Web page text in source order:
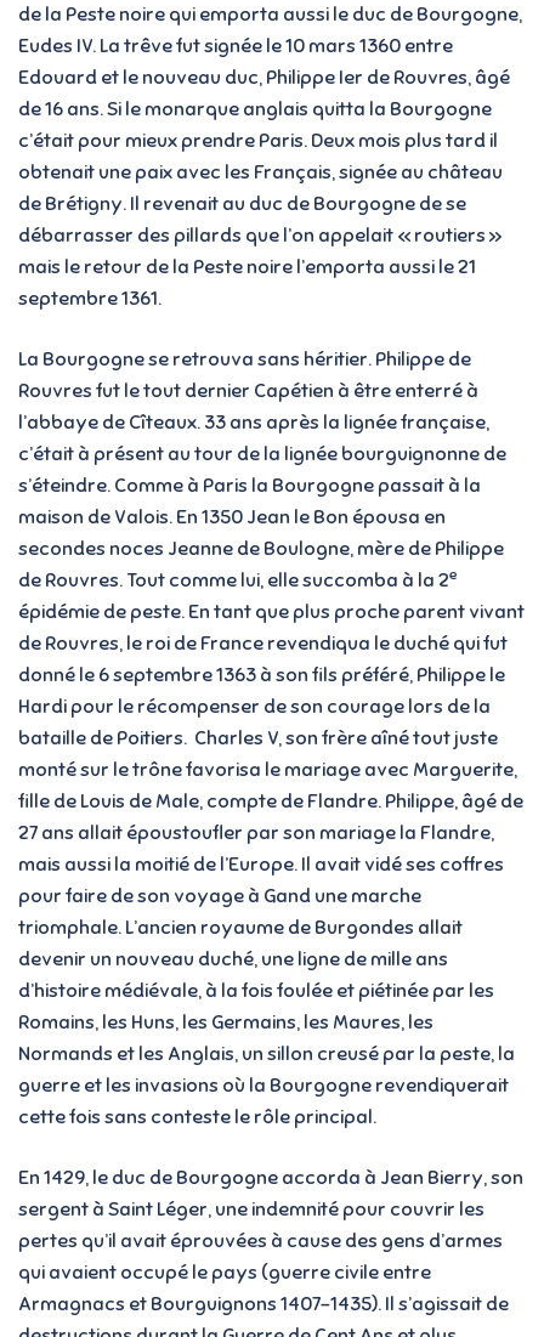
de la Peste noire qui emporta aussi le duc de Bourgogne,
Eudes IV. La trêve fut signée le 10 mars 1360 entre
Edouard et le nouveau duc, Philippe Ier de Rouvres, âgé
de 16 ans. Si le monarque anglais quitta la Bourgogne
c’était pour mieux prendre Paris. Deux mois plus tard il
obtenait une paix avec les Français, signée au château
de Brétigny. Il revenait au duc de Bourgogne de se
débarrasser des pillards que l’on appelait « routiers »
mais le retour de la Peste noire l’emporta aussi le 21
septembre 1361.
La Bourgogne se retrouva sans héritier. Philippe de
Rouvres fut le tout dernier Capétien à être enterré à
l’abbaye de Cîteaux. 33 ans après la lignée française,
c’était à présent au tour de la lignée bourguignonne de
s’éteindre. Comme à Paris la Bourgogne passait à la
maison de Valois. En 1350 Jean le Bon épousa en
secondes noces Jeanne de Boulogne, mère de Philippe
de Rouvres. Tout comme lui, elle succomba à la 2e
épidémie de peste. En tant que plus proche parent vivant
de Rouvres, le roi de France revendiqua le duché qui fut
donné le 6 septembre 1363 à son fils préféré, Philippe le
Hardi pour le récompenser de son courage lors de la
bataille de Poitiers. Charles V, son frère aîné tout juste
monté sur le trône favorisa le mariage avec Marguerite,
fille de Louis de Male, compte de Flandre. Philippe, âgé de
27 ans allait époustoufler par son mariage la Flandre,
mais aussi la moitié de l’Europe. Il avait vidé ses coffres
pour faire de son voyage à Gand une marche
triomphale. L’ancien royaume de Burgondes allait
devenir un nouveau duché, une ligne de mille ans
d’histoire médiévale, à la fois foulée et piétinée par les
Romains, les Huns, les Germains, les Maures, les
Normands et les Anglais, un sillon creusé par la peste, la
guerre et les invasions où la Bourgogne revendiquerait
cette fois sans conteste le rôle principal.
En 1429, le duc de Bourgogne accorda à Jean Bierry, son
sergent à Saint Léger, une indemnité pour couvrir les
pertes qu’il avait éprouvées à cause des gens d’armes
qui avaient occupé le pays (guerre civile entre
Armagnacs et Bourguignons 1407-1435). Il s’agissait de